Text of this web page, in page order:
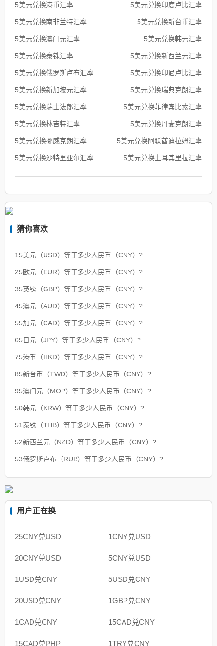
5美元兑换港币汇率 5美元兑换印度卢比汇率
5美元兑换南非兰特汇率 5美元兑换新台币汇率
5美元兑换澳门元汇率 5美元兑换韩元汇率
5美元兑换泰铢汇率 5美元兑换新西兰元汇率
5美元兑换俄罗斯卢布汇率 5美元兑换印尼卢比汇率
5美元兑换新加坡元汇率 5美元兑换瑞典克朗汇率
5美元兑换瑞士法郎汇率 5美元兑换菲律宾比索汇率
5美元兑换林吉特汇率 5美元兑换丹麦克朗汇率
5美元兑换挪威克朗汇率 5美元兑换阿联酋迪拉姆汇率
5美元兑换沙特里亚尔汇率 5美元兑换土耳其里拉汇率
猜你喜欢
15美元（USD）等于多少人民币（CNY）?
25欧元（EUR）等于多少人民币（CNY）?
35英镑（GBP）等于多少人民币（CNY）?
45澳元（AUD）等于多少人民币（CNY）?
55加元（CAD）等于多少人民币（CNY）?
65日元（JPY）等于多少人民币（CNY）?
75港币（HKD）等于多少人民币（CNY）?
85新台币（TWD）等于多少人民币（CNY）?
95澳门元（MOP）等于多少人民币（CNY）?
50韩元（KRW）等于多少人民币（CNY）?
51泰铢（THB）等于多少人民币（CNY）?
52新西兰元（NZD）等于多少人民币（CNY）?
53俄罗斯卢布（RUB）等于多少人民币（CNY）?
用户正在换
25CNY兑USD 1CNY兑USD
20CNY兑USD 5CNY兑USD
1USD兑CNY 5USD兑CNY
20USD兑CNY 1GBP兑CNY
1CAD兑CNY 15CAD兑CNY
15CAD兑PHP 1TRY兑CNY